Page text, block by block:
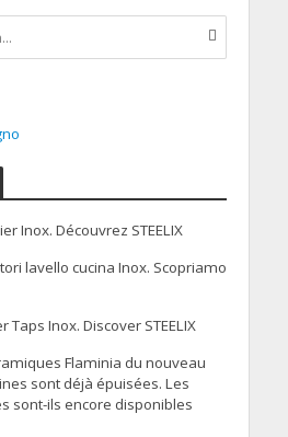
Inox. Découvrez STEELIX
lavello cucina Inox. Scopriamo
Taps Inox. Discover STEELIX
Flaminia du nouveau
sont déjà épuisées. Les
sont-ils encore disponibles